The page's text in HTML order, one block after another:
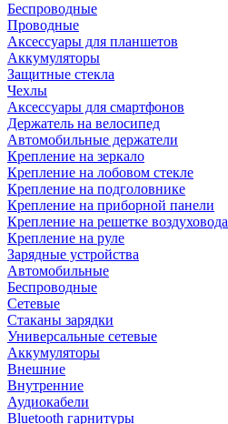
Беспроводные
Проводные
Аксессуары для планшетов
Аккумуляторы
Защитные стекла
Чехлы
Аксессуары для смартфонов
Держатель на велосипед
Автомобильные держатели
Крепление на зеркало
Крепление на лобовом стекле
Крепление на подголовнике
Крепление на приборной панели
Крепление на решетке воздуховода
Крепление на руле
Зарядные устройства
Автомобильные
Беспроводные
Сетевые
Стаканы зарядки
Универсальные сетевые
Аккумуляторы
Внешние
Внутренние
Аудиокабели
Bluetooth гарнитуры